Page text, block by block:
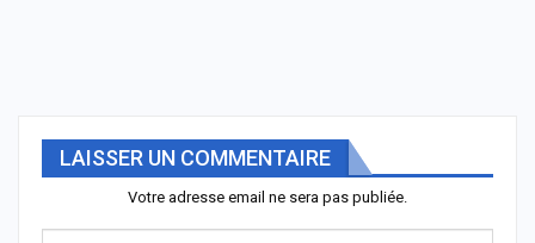
LAISSER UN COMMENTAIRE
Votre adresse email ne sera pas publiée.